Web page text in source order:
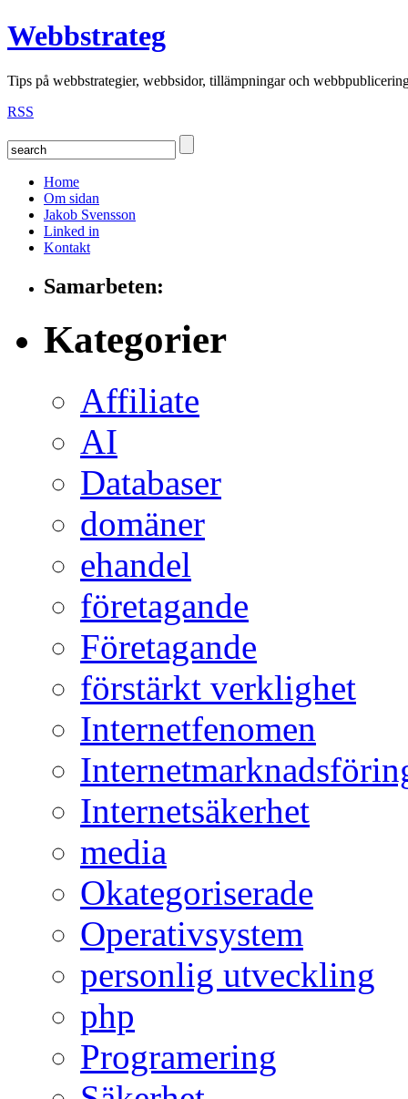
Webbstrateg
Tips på webbstrategier, webbsidor, tillämpningar och
RSS
Home
Om sidan
Jakob Svensson
Linked in
Kontakt
Samarbeten:
Kategorier
Affiliate
AI
Databaser
domäner
ehandel
företagande
Företagande
förstärkt verklighet
Internetfenomen
Internetsäkerhet
media
Okategoriserade
Operativsystem
personlig utveckling
php
Programering